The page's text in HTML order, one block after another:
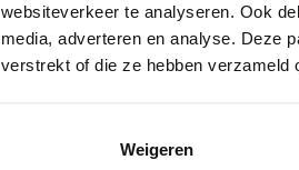
websiteverkeer te analyseren. Ook
media, adverteren en analyse. Deze
verstrekt of die ze hebben
Weigeren